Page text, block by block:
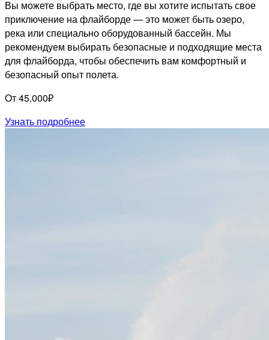
Вы можете выбрать место, где вы хотите испытать свое
приключение на флайборде — это может быть озеро,
река или специально оборудованный бассейн. Мы
рекомендуем выбирать безопасные и подходящие места
для флайборда, чтобы обеспечить вам комфортный и
безопасный опыт полета.
От 45.000₽
Узнать подробнее